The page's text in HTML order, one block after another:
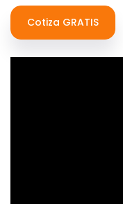
Cotiza GRATIS